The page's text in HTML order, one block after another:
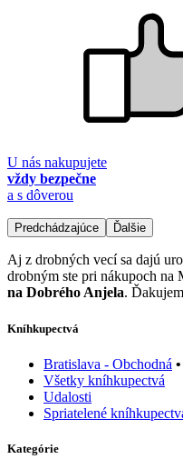
U nás nakupujete
vždy bezpečne
a s dôverou
Predchádzajúce Ďalšie
Aj z drobných vecí sa dajú
drobným ste pri nákupoch na
na Dobrého Anjela.
Kníhkupectvá
Bratislava - Obchodná
Všetky kníhkupectvá
Udalosti
Spriatelené
Kategórie